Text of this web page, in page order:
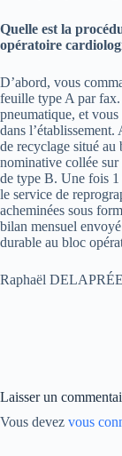
Quelle est la
opératoire
D’abord, vous
feuille type A par
pneumatique, et
dans
de recyclage situé au
nominative collée
de type B. Une fois 1
le service de
acheminées sous
bilan mensuel
durable au bloc
Raphaël DELAPRÉE
Laisser un
Vous devez vous